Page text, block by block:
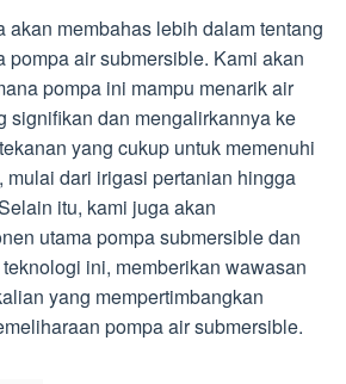
akan membahas lebih dalam tentang
pompa air submersible. Kami akan
pompa ini mampu menarik air
signifikan dan mengalirkannya ke
yang cukup untuk memenuhi
mulai dari irigasi pertanian hingga
itu, kami juga akan
utama pompa submersible dan
ini, memberikan wawasan
yang mempertimbangkan
pompa air submersible.